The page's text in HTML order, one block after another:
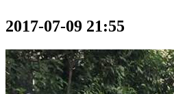
2017-07-09 21:55